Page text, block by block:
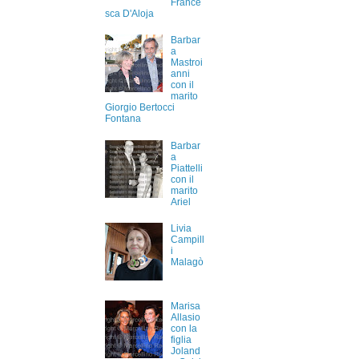
France
sca D'Aloja
Barbar
a
Mastroi
anni
con il
marito
Giorgio Bertocci
Fontana
Barbar
a
Piattelli
con il
marito
Ariel
Livia
Campill
i
Malagò
Marisa
Allasio
con la
figlia
Joland